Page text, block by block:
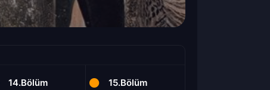
14.Bölüm 15.Bölüm